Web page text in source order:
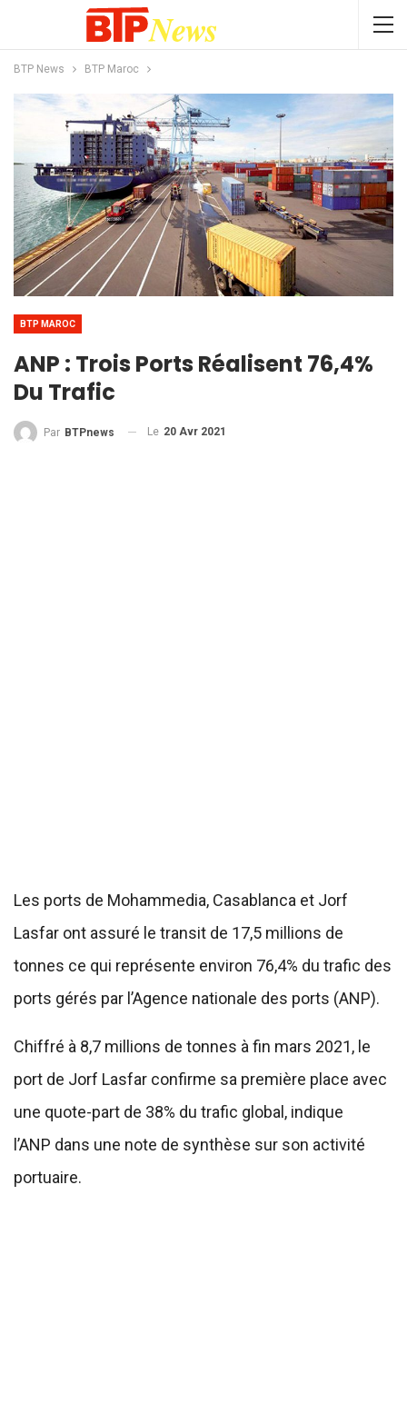
BTP News BTP Maroc
BTP MAROC
ANP : Trois Ports Réalisent 76,4%
Du Trafic
Par BTPnews Le 20 Avr 2021
Les ports de Mohammedia, Casablanca et Jorf
Lasfar ont assuré le transit de 17,5 millions de
tonnes ce qui représente environ 76,4% du trafic des
ports gérés par l’Agence nationale des ports (ANP).
Chiffré à 8,7 millions de tonnes à fin mars 2021, le
port de Jorf Lasfar confirme sa première place avec
une quote-part de 38% du trafic global, indique
l’ANP dans une note de synthèse sur son activité
portuaire.